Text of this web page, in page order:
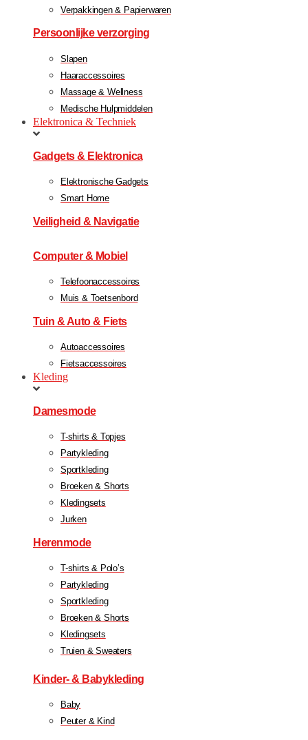
Verpakkingen & Papierwaren
Persoonlijke verzorging
Slapen
Haaraccessoires
Massage & Wellness
Medische Hulpmiddelen
Elektronica & Techniek
Gadgets & Elektronica
Elektronische Gadgets
Smart Home
Veiligheid & Navigatie
Computer & Mobiel
Telefoonaccessoires
Muis & Toetsenbord
Tuin & Auto & Fiets
Autoaccessoires
Fietsaccessoires
Kleding
Damesmode
T-shirts & Topjes
Partykleding
Sportkleding
Broeken & Shorts
Kledingsets
Jurken
Herenmode
T-shirts & Polo’s
Partykleding
Sportkleding
Broeken & Shorts
Kledingsets
Truien & Sweaters
Kinder- & Babykleding
Baby
Peuter & Kind